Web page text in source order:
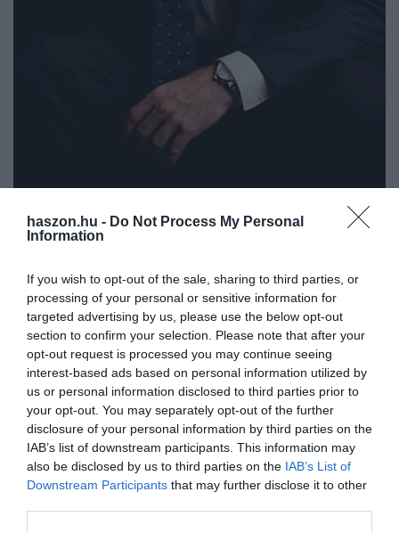
haszon.hu - Do Not Process My Personal
Information
If you wish to opt-out of the sale, sharing to third parties, or
processing of your personal or sensitive information for
targeted advertising by us, please use the below opt-out
section to confirm your selection. Please note that after your
opt-out request is processed you may continue seeing
interest-based ads based on personal information utilized by
us or personal information disclosed to third parties prior to
your opt-out. You may separately opt-out of the further
disclosure of your personal information by third parties on the
IAB’s list of downstream participants. This information may
also be disclosed by us to third parties on the IAB’s List of
Downstream Participants that may further disclose it to other
Fotó:Weitzel Zsolt, a REMAX Hillside irodák partnere és vezető
„A kereslet nem tűnt el, de sokkal tudatosabb és lassabban döntő
lett. A vállalatok ma már sokkal alaposabban mérlegelik a
költségeket, az energiahatékonyságot és a lokációt, mielőtt új ipari
vagy logisztikai ingatlan mellett döntenek”– fogalmazott Weitzel
Zsolt.
A piac működését jelenleg elsősorban a bérleti tranzakciók hajtják,
különösen a nagy logisztikai parkok esetében. A tranzakciók